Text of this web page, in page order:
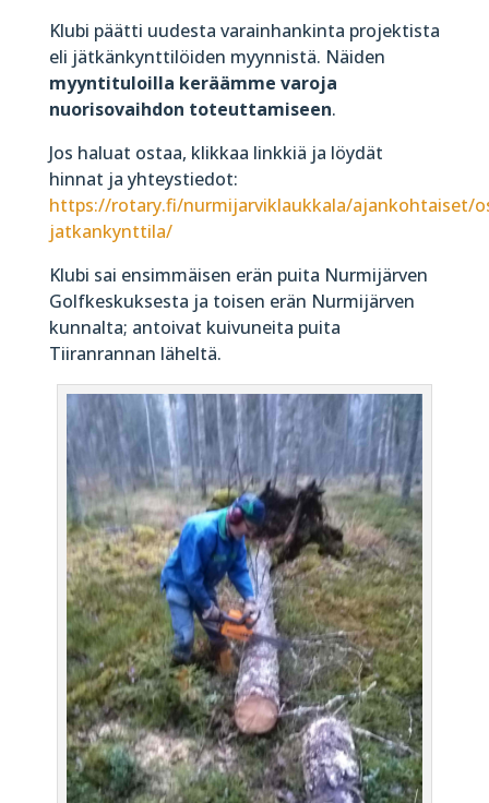
Klubi päätti uudesta varainhankinta projektista
eli jätkänkynttilöiden myynnistä. Näiden
myyntituloilla keräämme varoja
nuorisovaihdon toteuttamiseen.
Jos haluat ostaa, klikkaa linkkiä ja löydät
hinnat ja yhteystiedot:
https://rotary.fi/nurmijarviklaukkala/ajankohtaiset/
jatkankynttila/
Klubi sai ensimmäisen erän puita Nurmijärven
Golfkeskuksesta ja toisen erän Nurmijärven
kunnalta; antoivat kuivuneita puita
Tiiranrannan läheltä.